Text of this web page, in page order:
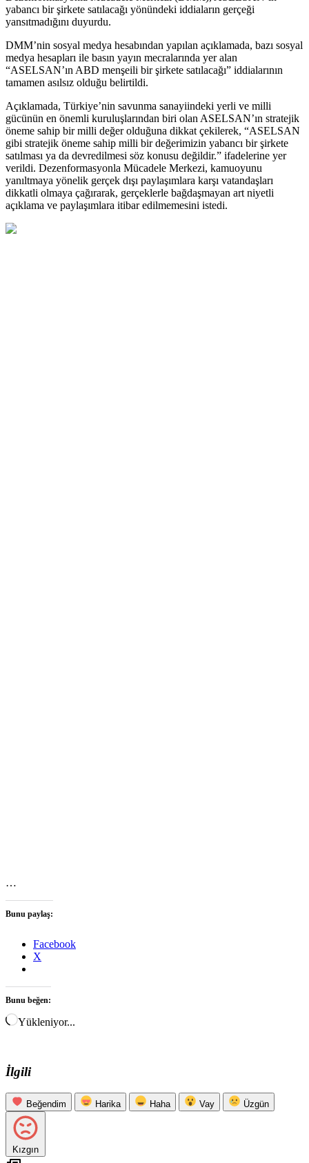
yabancı bir şirkete satılacağı yönündeki iddiaların gerçeği
yansıtmadığını duyurdu.
DMM’nin sosyal medya hesabından yapılan açıklamada, bazı sosyal
medya hesapları ile basın yayın mecralarında yer alan
“ASELSAN’ın ABD menşeili bir şirkete satılacağı” iddialarının
tamamen asılsız olduğu belirtildi.
Açıklamada, Türkiye’nin savunma sanayiindeki yerli ve milli
gücünün en önemli kuruluşlarından biri olan ASELSAN’ın stratejik
öneme sahip bir milli değer olduğuna dikkat çekilerek, “ASELSAN
gibi stratejik öneme sahip milli bir değerimizin yabancı bir şirkete
satılması ya da devredilmesi söz konusu değildir.” ifadelerine yer
verildi. Dezenformasyonla Mücadele Merkezi, kamuoyunu
yanıltmaya yönelik gerçek dışı paylaşımlara karşı vatandaşları
dikkatli olmaya çağırarak, gerçeklerle bağdaşmayan art niyetli
açıklama ve paylaşımlara itibar edilmemesini istedi.
…
Bunu paylaş:
Facebook
X
Bunu beğen:
Yükleniyor...
İlgili
Beğendim Harika Haha Vay Üzgün
Kızgın